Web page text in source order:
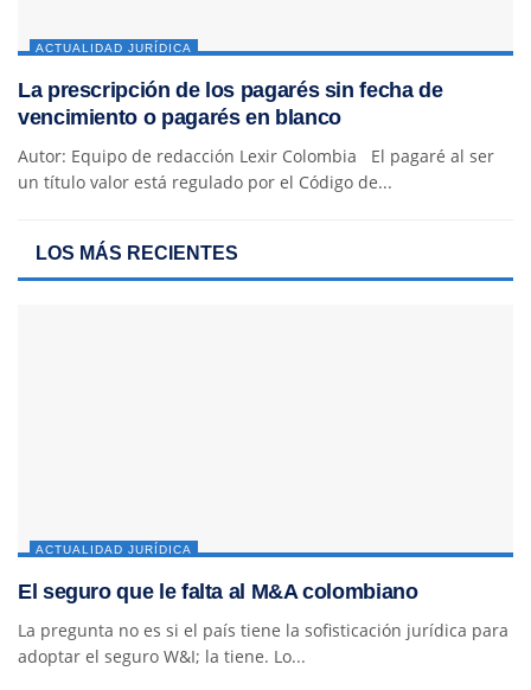
ACTUALIDAD JURÍDICA
La prescripción de los pagarés sin fecha de
vencimiento o pagarés en blanco
Autor: Equipo de redacción Lexir Colombia El pagaré al ser
un título valor está regulado por el Código de...
LOS MÁS RECIENTES
ACTUALIDAD JURÍDICA
El seguro que le falta al M&A colombiano
La pregunta no es si el país tiene la sofisticación jurídica para
adoptar el seguro W&I; la tiene. Lo...